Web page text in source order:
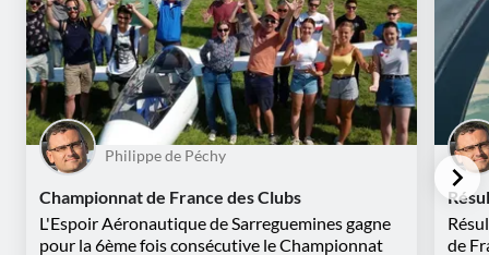
Philippe de Péchy
Championnat de France des Clubs
L'Espoir Aéronautique de Sarreguemines gagne
pour la 6ème fois consécutive le Championnat
de